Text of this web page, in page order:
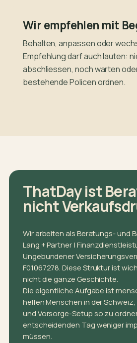
Wir empfehlen mit
Behalten, anpassen oder
Empfehlung darf auch lauten:
abschliessen, noch warten
bestehende Policen ordnen.
ThatDay ist
nicht
Wir arbeiten als Beratungs- und
Lang + Partner |
Ungebundener
F01067278. Diese Struktur ist
nicht die ganze Geschichte.
Die eigentliche Aufgabe ist
helfen Menschen in der
und Vorsorge-Setup so zu
entscheidenden Tag weniger
müssen.